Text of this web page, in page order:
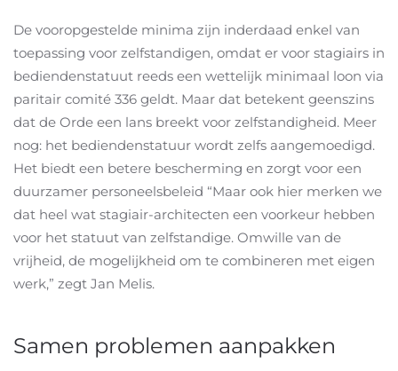
De vooropgestelde minima zijn inderdaad enkel van
toepassing voor zelfstandigen, omdat er voor stagiairs in
bediendenstatuut reeds een wettelijk minimaal loon via
paritair comité 336 geldt. Maar dat betekent geenszins
dat de Orde een lans breekt voor zelfstandigheid. Meer
nog: het bediendenstatuur wordt zelfs aangemoedigd.
Het biedt een betere bescherming en zorgt voor een
duurzamer personeelsbeleid “Maar ook hier merken we
dat heel wat stagiair-architecten een voorkeur hebben
voor het statuut van zelfstandige. Omwille van de
vrijheid, de mogelijkheid om te combineren met eigen
werk,” zegt Jan Melis.
Samen problemen aanpakken